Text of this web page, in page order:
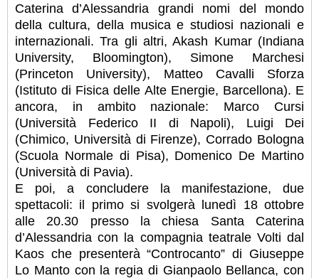
Caterina d’Alessandria grandi nomi del mondo
della cultura, della musica e studiosi nazionali e
internazionali. Tra gli altri, Akash Kumar (Indiana
University, Bloomington), Simone Marchesi
(Princeton University), Matteo Cavalli Sforza
(Istituto di Fisica delle Alte Energie, Barcellona). E
ancora, in ambito nazionale: Marco Cursi
(Università Federico II di Napoli), Luigi Dei
(Chimico, Università di Firenze), Corrado Bologna
(Scuola Normale di Pisa), Domenico De Martino
(Università di Pavia).
E poi, a concludere la manifestazione, due
spettacoli: il primo si svolgerà lunedì 18 ottobre
alle 20.30 presso la chiesa Santa Caterina
d’Alessandria con la compagnia teatrale Volti dal
Kaos che presenterà “Controcanto” di Giuseppe
Lo Manto con la regia di Gianpaolo Bellanca, con